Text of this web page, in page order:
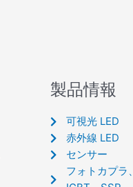
製品情報
可視光 LED
赤外線 LED
センサー
フォトカプラ、